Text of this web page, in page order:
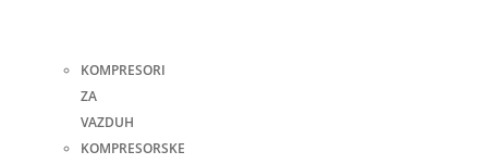
KOMPRESORI
ZA
VAZDUH
KOMPRESORSKE